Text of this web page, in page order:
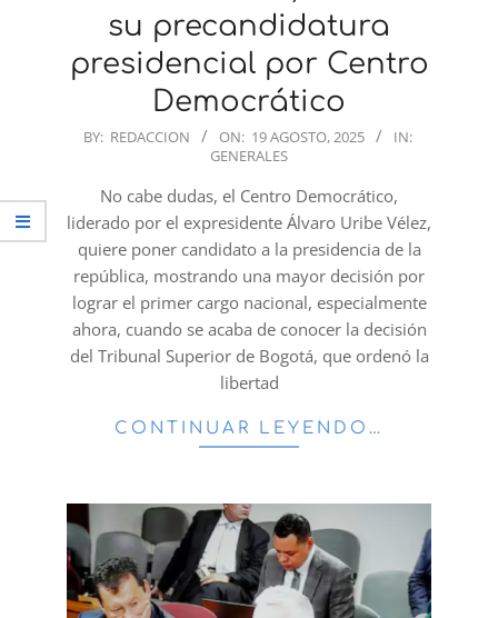
su precandidatura
presidencial por Centro
Democrático
2025-
BY: REDACCION ON: 19 AGOSTO, 2025
IN:
GENERALES
No cabe dudas, el Centro Democrático,
liderado por el expresidente Álvaro Uribe Vélez,
quiere poner candidato a la presidencia de la
república, mostrando una mayor decisión por
lograr el primer cargo nacional, especialmente
ahora, cuando se acaba de conocer la decisión
del Tribunal Superior de Bogotá, que ordenó la
libertad
CONTINUAR LEYENDO…